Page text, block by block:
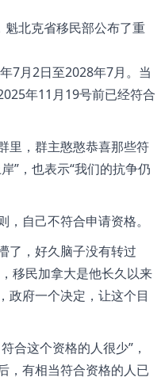
北克省移民部公布了重
7月2日至2028年7月。当
年11月19号前已经符合
里，群主憨憨恭喜那些符
，也表示“我们的抗争仍
自己不符合申请资格。
了，好久脑子没有转过
移民加拿大是他长久以来
政府一个决定，让这个目
合这个资格的人很少 ，
，有相当符合资格的人已